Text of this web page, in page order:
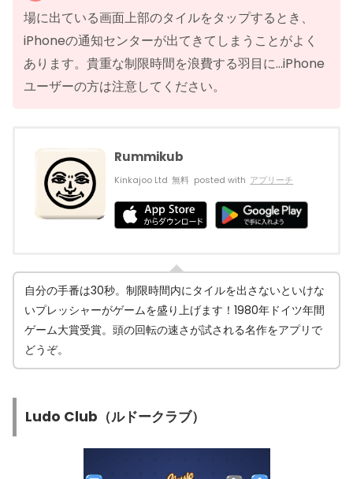
場に出ている画面上部のタイルをタップするとき、
iPhoneの通知センターが出てきてしまうことがよく
あります。貴重な制限時間を浪費する羽目に…iPhone
ユーザーの方は注意してください。
Rummikub
Kinkajoo Ltd 無料 posted with アプリーチ
自分の手番は30秒。制限時間内にタイルを出さないといけな
いプレッシャーがゲームを盛り上げます！1980年ドイツ年間
ゲーム大賞受賞。頭の回転の速さが試される名作をアプリで
どうぞ。
Ludo Club（ルドークラブ）